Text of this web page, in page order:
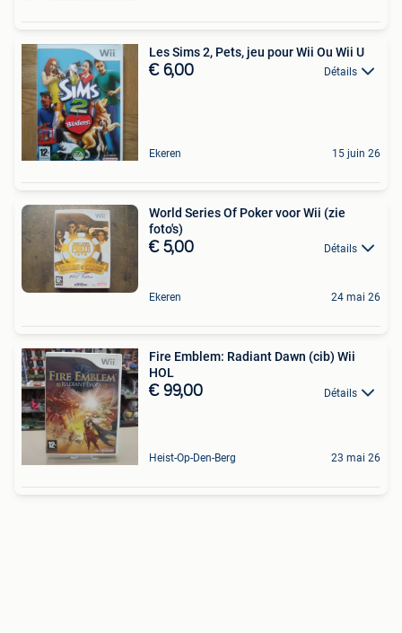
Les Sims 2, Pets, jeu pour Wii Ou Wii U
€ 6,00 Détails
Ekeren 15 juin 26
World Series Of Poker voor Wii (zie
foto's)
€ 5,00 Détails
Ekeren 24 mai 26
Fire Emblem: Radiant Dawn (cib) Wii
HOL
€ 99,00 Détails
Heist-Op-Den-Berg 23 mai 26